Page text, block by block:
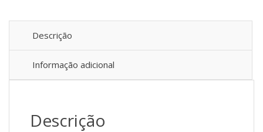
Descrição
Informação adicional
Descrição